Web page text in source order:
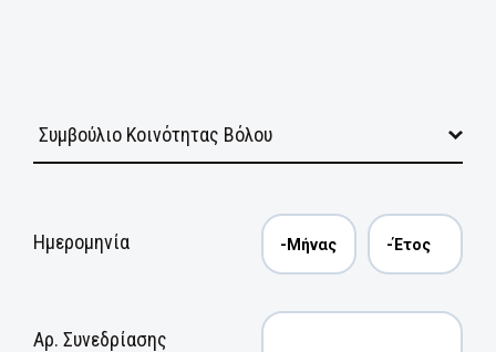
Ημερομηνία
Αρ. Συνεδρίασης